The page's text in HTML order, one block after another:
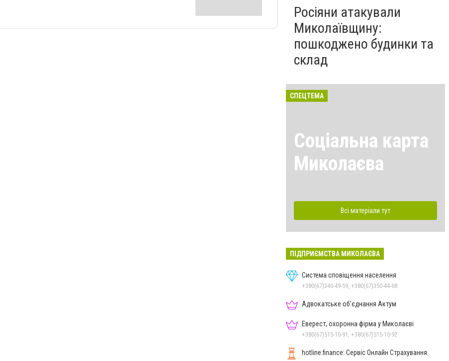
Росіяни атакували
Миколаївщину:
пошкоджено будинки та
склад
СПЕЦТЕМА
Соціальна карта
Миколаєва
Всі матеріали тут
ПІДПРИЄМСТВА МИКОЛАЄВА
Система сповіщення населення
+380(67)340-49-59, +380(67)350-44-68
Адвокатське об'єднання Актум
Еверест, охоронна фірма у Миколаєві
+380(67)515-10-91, +380(67)515-10-92
hotline.finance: Сервіс Онлайн Страхування